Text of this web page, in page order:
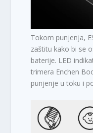
Tokom punjenja,
zaštitu kako bi se
baterije. LED
trimera Enchen
punjenje u toku i